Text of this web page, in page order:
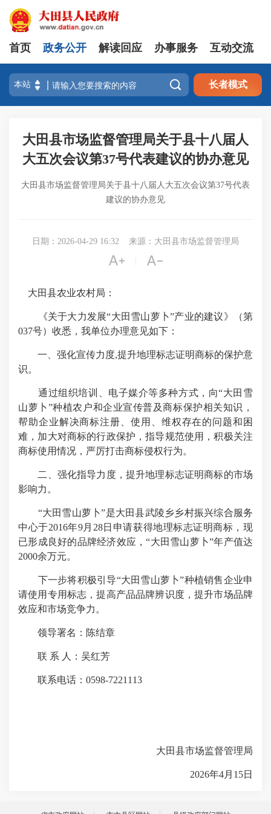
首页 政务公开 解读回应 办事服务 互动交流
 长者模式
大田县市场监督管理局关于县十八届人
大五次会议第37号代表建议的协办意见
大田县市场监督管理局关于县十八届人大五次会议第37号代表
建议的协办意见
日期：2026-04-29 16:32 来源：大田县市场监督管理局
 
大田县农业农村局：
《关于大力发展“大田雪山萝卜”产业的建议》（第
037号）收悉，我单位办理意见如下：
一、强化宣传力度,提升地理标志证明商标的保护意
识。
通过组织培训、电子媒介等多种方式，向“大田雪
山萝卜”种植农户和企业宣传普及商标保护相关知识，
帮助企业解决商标注册、使用、维权存在的问题和困
难，加大对商标的行政保护，指导规范使用，积极关注
商标使用情况，严厉打击商标侵权行为。
二、强化指导力度，提升地理标志证明商标的市场
影响力。
“大田雪山萝卜”是大田县武陵乡乡村振兴综合服务
中心于2016年9月28日申请获得地理标志证明商标，现
已形成良好的品牌经济效应，“大田雪山萝卜”年产值达
2000余万元。
下一步将积极引导“大田雪山萝卜”种植销售企业申
请使用专用标志，提高产品品牌辨识度，提升市场品牌
效应和市场竞争力。
领导署名：陈结章
联 系 人：吴红芳
联系电话：0598-7221113
大田县市场监督管理局
2026年4月15日